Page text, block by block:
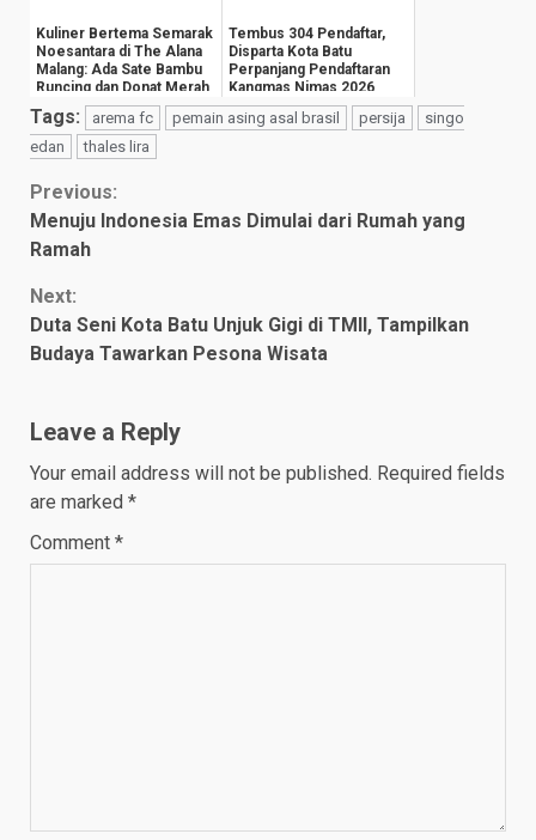
Kuliner Bertema Semarak
Noesantara di The Alana
Malang: Ada Sate Bambu
Runcing dan Donat Merah
Tembus 304 Pendaftar,
Disparta Kota Batu
Perpanjang Pendaftaran
Kangmas Nimas 2026
Hingga 15 Agustus
Tags: arema fc pemain asing asal brasil persija
singo
edan
thales lira
Continue
Reading
Previous:
Menuju Indonesia Emas Dimulai dari Rumah yang
Ramah
Next:
Duta Seni Kota Batu Unjuk Gigi di TMII, Tampilkan
Budaya Tawarkan Pesona Wisata
Leave a Reply
Your email address will not be published. Required fields
are marked *
Comment *